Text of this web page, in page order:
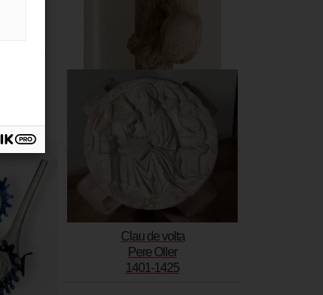
La Lleona
Desconegut
Clau de volta
Pere Oller
1401-1425